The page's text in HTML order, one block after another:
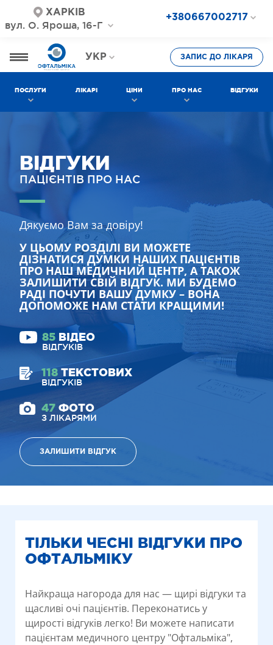
ХАРКІВ
вул. О. Яроша, 16-Г
+380667002717
+380577002717
УКР
РОС
ЗАПИС ДО ЛІКАРЯ
ПОСЛУГИ ЛІКАРІ ЦІНИ ПРО НАС ВІДГУКИ
ВІДГУКИ
ПАЦІЄНТІВ ПРО НАС
Дякуємо Вам за довіру!
У ЦЬОМУ РОЗДІЛІ ВИ МОЖЕТЕ
ДІЗНАТИСЯ ДУМКИ НАШИХ ПАЦІЄНТІВ
ПРО НАШ МЕДИЧНИЙ ЦЕНТР, А ТАКОЖ
ЗАЛИШИТИ СВІЙ ВІДГУК. МИ БУДЕМО
РАДІ ПОЧУТИ ВАШУ ДУМКУ – ВОНА
ДОПОМОЖЕ НАМ СТАТИ КРАЩИМИ!
85 ВІДЕО
ВІДГУКІВ
118 ТЕКСТОВИХ
ВІДГУКІВ
47 ФОТО
З ЛІКАРЯМИ
ЗАЛИШИТИ ВІДГУК
ТІЛЬКИ ЧЕСНІ ВІДГУКИ ПРО
ОФТАЛЬМІКУ
Найкраща нагорода для нас — щирі відгуки та
щасливі очі пацієнтів. Переконатись у
щирості відгуків легко! Ви можете написати
пацієнтам медичного центру "Офтальміка",